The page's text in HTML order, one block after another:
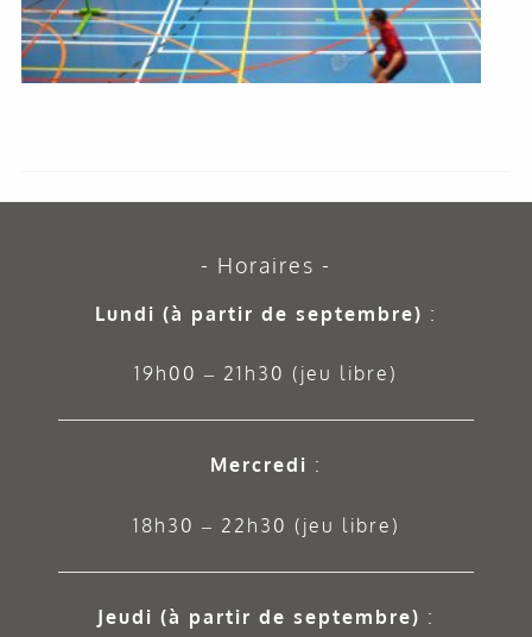
Horaires
Lundi (à partir de septembre) :
19h00 – 21h30 (jeu libre)
Mercredi :
18h30 – 22h30 (jeu libre)
Jeudi (à partir de septembre) :